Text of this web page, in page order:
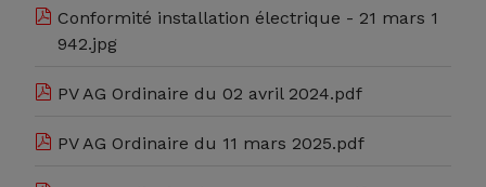
Conformité installation électrique - 21 mars 1
942.jpg
PV AG Ordinaire du 02 avril 2024.pdf
PV AG Ordinaire du 11 mars 2025.pdf